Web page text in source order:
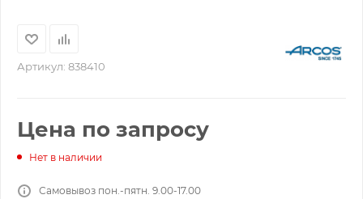
Артикул: 838410
Цена по запросу
Нет в наличии
Самовывоз пон.-пятн. 9.00-17.00